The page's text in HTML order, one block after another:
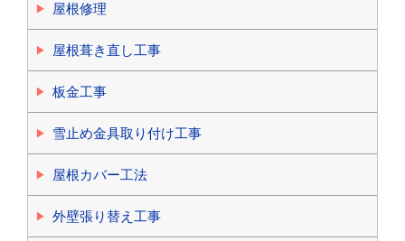
屋根修理
屋根葺き直し工事
板金工事
雪止め金具取り付け工事
屋根カバー工法
外壁張り替え工事